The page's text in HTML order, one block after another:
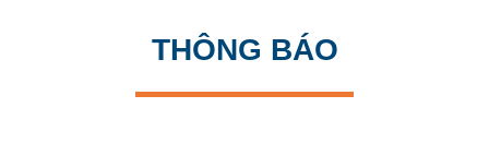
THÔNG BÁO